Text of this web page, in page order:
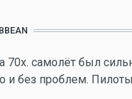
самолёт был
и без проблем.